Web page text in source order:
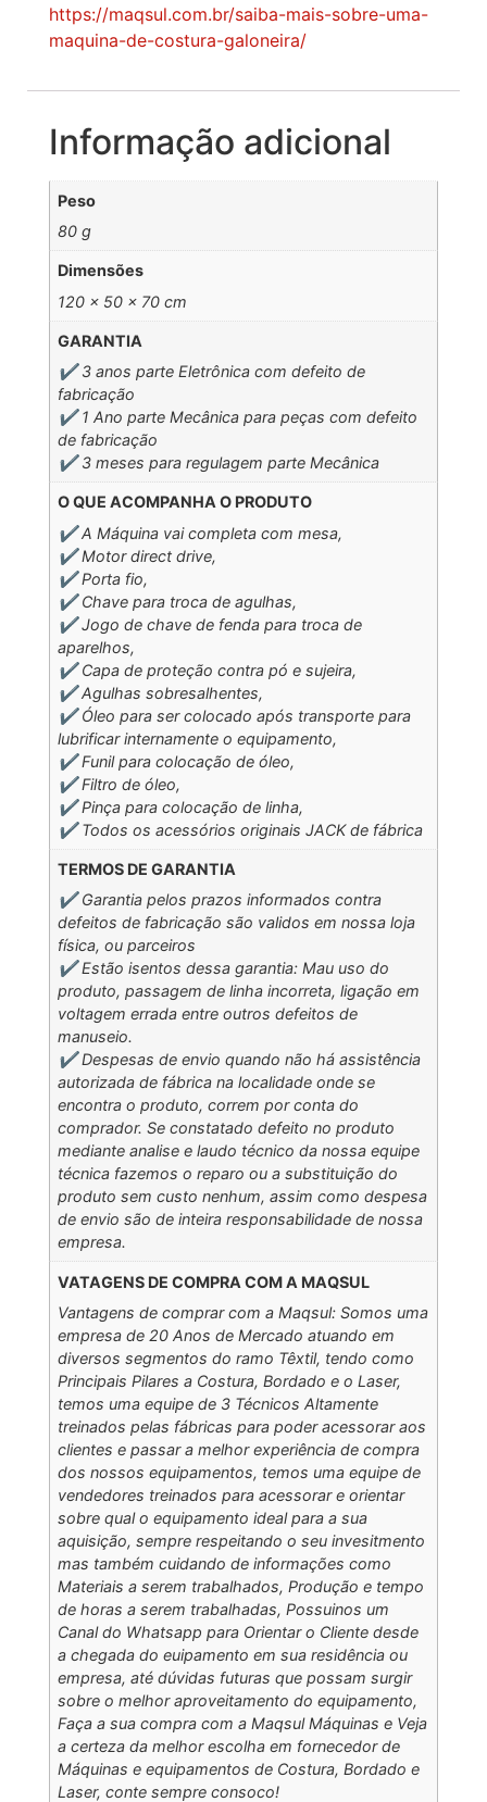
https://maqsul.com.br/saiba-mais-sobre-uma-
maquina-de-costura-galoneira/
Informação adicional
Peso
80 g
Dimensões
120 × 50 × 70 cm
GARANTIA
✔️ 3 anos parte Eletrônica com defeito de
fabricação
✔️ 1 Ano parte Mecânica para peças com defeito
de fabricação
✔️ 3 meses para regulagem parte Mecânica
O QUE ACOMPANHA O PRODUTO
✔️ A Máquina vai completa com mesa,
✔️ Motor direct drive,
✔️ Porta fio,
✔️ Chave para troca de agulhas,
✔️ Jogo de chave de fenda para troca de
aparelhos,
✔️ Capa de proteção contra pó e sujeira,
✔️ Agulhas sobresalhentes,
✔️ Óleo para ser colocado após transporte para
lubrificar internamente o equipamento,
✔️ Funil para colocação de óleo,
✔️ Filtro de óleo,
✔️ Pinça para colocação de linha,
✔️ Todos os acessórios originais JACK de fábrica
TERMOS DE GARANTIA
✔️ Garantia pelos prazos informados contra
defeitos de fabricação são validos em nossa loja
física, ou parceiros
✔️ Estão isentos dessa garantia: Mau uso do
produto, passagem de linha incorreta, ligação em
voltagem errada entre outros defeitos de
manuseio.
✔️ Despesas de envio quando não há assistência
autorizada de fábrica na localidade onde se
encontra o produto, correm por conta do
comprador. Se constatado defeito no produto
mediante analise e laudo técnico da nossa equipe
técnica fazemos o reparo ou a substituição do
produto sem custo nenhum, assim como despesa
de envio são de inteira responsabilidade de nossa
empresa.
VATAGENS DE COMPRA COM A MAQSUL
Vantagens de comprar com a Maqsul: Somos uma
empresa de 20 Anos de Mercado atuando em
diversos segmentos do ramo Têxtil, tendo como
Principais Pilares a Costura, Bordado e o Laser,
temos uma equipe de 3 Técnicos Altamente
treinados pelas fábricas para poder acessorar aos
clientes e passar a melhor experiência de compra
dos nossos equipamentos, temos uma equipe de
vendedores treinados para acessorar e orientar
sobre qual o equipamento ideal para a sua
aquisição, sempre respeitando o seu invesitmento
mas também cuidando de informações como
Materiais a serem trabalhados, Produção e tempo
de horas a serem trabalhadas, Possuinos um
Canal do Whatsapp para Orientar o Cliente desde
a chegada do euipamento em sua residência ou
empresa, até dúvidas futuras que possam surgir
sobre o melhor aproveitamento do equipamento,
Faça a sua compra com a Maqsul Máquinas e Veja
a certeza da melhor escolha em fornecedor de
Máquinas e equipamentos de Costura, Bordado e
Laser, conte sempre consoco!